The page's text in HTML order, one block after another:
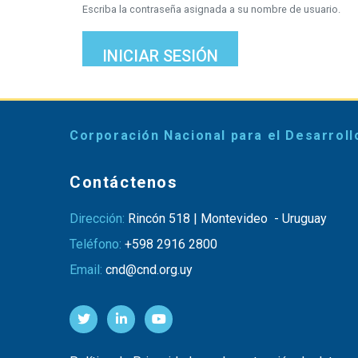
Escriba la contraseña asignada a su nombre de usuario.
INICIAR SESIÓN
Corporación Nacional para el
Contáctenos
Dirección: Rincón 518 | Montevideo - Uruguay
Teléfono: +598 2916 2800
Email: cnd@cnd.org.uy